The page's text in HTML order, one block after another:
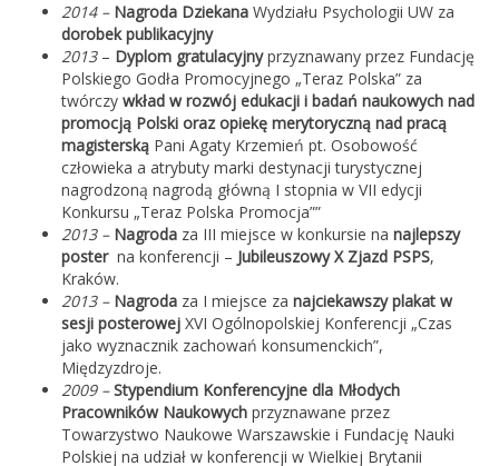
2014 – Nagroda Dziekana Wydziału Psychologii UW za
dorobek publikacyjny
2013– Dyplom gratulacyjnyprzyznawany przez Fundację
Polskiego Godła Promocyjnego „Teraz Polska” za
twórczy wkład w rozwój edukacji i badań naukowych nad
promocją Polski oraz opiekę merytoryczną nad pracą
magisterską Pani Agaty Krzemień pt. Osobowość
człowieka a atrybuty marki destynacji turystycznej
nagrodzoną nagrodą główną I stopnia w VII edycji
Konkursu „Teraz Polska Promocja””
2013 – Nagroda za III miejsce w konkursie na najlepszy
posterna konferencji – Jubileuszowy X Zjazd PSPS,
Kraków.
2013 – Nagroda za I miejsce za najciekawszy plakat w
sesji posterowej XVI Ogólnopolskiej Konferencji „Czas
jako wyznacznik zachowań konsumenckich”,
Międzyzdroje.
2009 – Stypendium Konferencyjne dla Młodych
Pracowników Naukowych przyznawane przez
Towarzystwo Naukowe Warszawskie i Fundację Nauki
Polskiej na udział w konferencji w Wielkiej Brytanii